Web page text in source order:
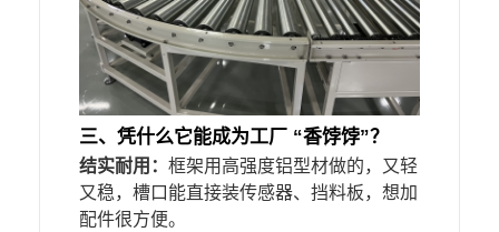
三、 凭什么它能成为工厂 “香饽饽”？​
结实耐用： 框架用高强度铝型材做的，又轻
又稳，槽口能直接装传感器、挡料板，想加
配件很方便。​